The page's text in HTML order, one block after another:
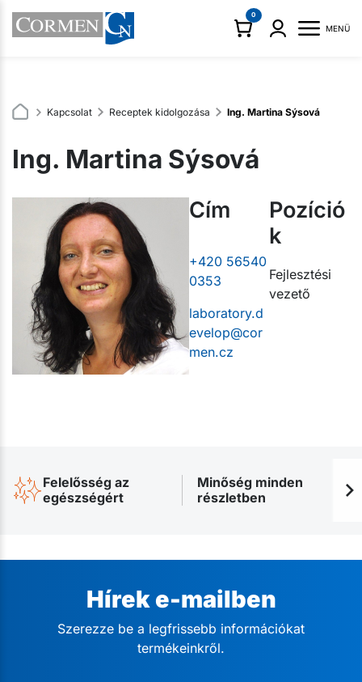
0
MENÜ
Kapcsolat Receptek kidolgozása Ing. Martina Sýsová
Ing. Martina Sýsová
Cím
+420 56540
0353
laboratory.d
evelop@cor
men.cz
Pozíció
k
Fejlesztési
vezető
Felelősség az
egészségért
Minőség minden
részletben
Hírek e-mailben
Szerezze be a legfrissebb információkat
termékeinkről.